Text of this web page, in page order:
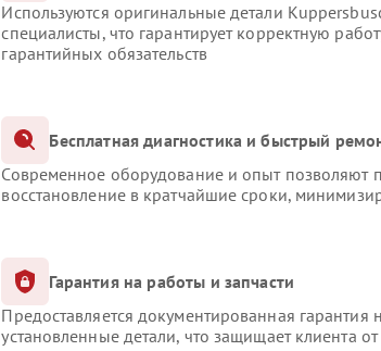
Используются оригинальные детали
специалисты, что гарантирует корректную
гарантийных обязательств
Бесплатная диагностика и быстрый
Современное оборудование и опыт позволяют
восстановление в кратчайшие сроки,
Гарантия на работы и запчасти
Предоставляется документированная
установленные детали, что защищает клиента